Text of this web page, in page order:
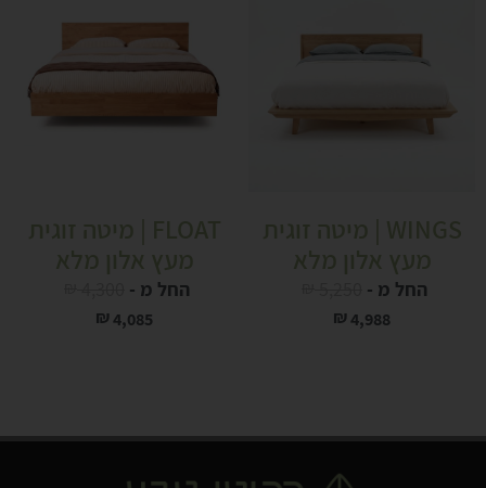
WINGS | מיטה זוגית
מעץ אלון מלא
החל מ -
₪4,988
FLOAT | מיטה זוגית
מעץ אלון מלא
החל מ -
₪4,085